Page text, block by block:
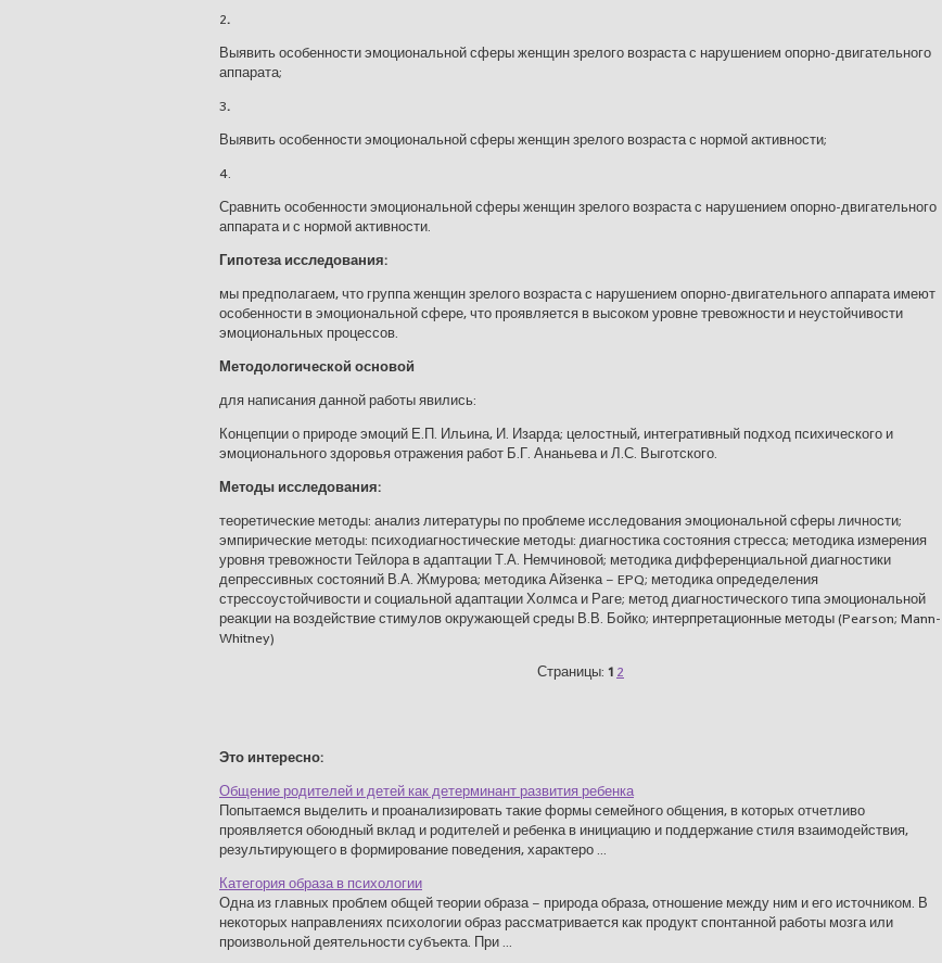
2.
Выявить особенности эмоциональной сферы женщин зрелого возраста с нарушением опорно-двигательного
аппарата;
3.
Выявить особенности эмоциональной сферы женщин зрелого возраста с нормой активности;
4.
Сравнить особенности эмоциональной сферы женщин зрелого возраста с нарушением опорно-двигательного
аппарата и с нормой активности.
Гипотеза исследования:
мы предполагаем, что группа женщин зрелого возраста с нарушением опорно-двигательного аппарата имеют
особенности в эмоциональной сфере, что проявляется в высоком уровне тревожности и неустойчивости
эмоциональных процессов.
Методологической основой
для написания данной работы явились:
Концепции о природе эмоций Е.П. Ильина, И. Изарда; целостный, интегративный подход психического и
эмоционального здоровья отражения работ Б.Г. Ананьева и Л.С. Выготского.
Методы исследования:
теоретические методы: анализ литературы по проблеме исследования эмоциональной сферы личности;
эмпирические методы: психодиагностические методы: диагностика состояния стресса; методика измерения
уровня тревожности Тейлора в адаптации Т.А. Немчиновой; методика дифференциальной диагностики
депрессивных состояний В.А. Жмурова; методика Айзенка – EPQ; методика опредеделения
стрессоустойчивости и социальной адаптации Холмса и Раге; метод диагностического типа эмоциональной
реакции на воздействие стимулов окружающей среды В.В. Бойко; интерпретационные методы (Pearson; Mann-
Whitney)
Страницы: 1 2
Это интересно:
Общение родителей и детей как детерминант развития ребенка
Попытаемся выделить и проанализировать такие формы семейного общения, в которых отчетливо
проявляется обоюдный вклад и родителей и ребенка в инициацию и поддержание стиля взаимодействия,
результирующего в формирование поведения, характеро ...
Категория образа в психологии
Одна из главных проблем общей теории образа – природа образа, отношение между ним и его источником. В
некоторых направлениях психологии образ рассматривается как продукт спонтанной работы мозга или
произвольной деятельности субъекта. При ...